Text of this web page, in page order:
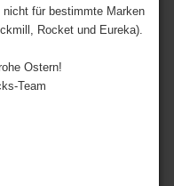
für bestimmte Marken
Rocket und Eureka).
Ostern!
Team